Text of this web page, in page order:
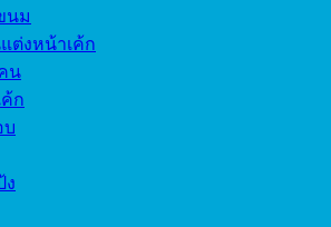
นม
ต่งหน้าเค้ก
น
ก
บ
ง